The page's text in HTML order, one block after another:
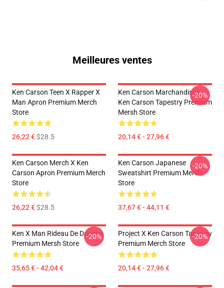
Meilleures ventes
Ken Carson Teen X Rapper X
Man Apron Premium Merch
Store
26,22 €$28.5
Ken Carson Marchandises
Ken Carson Tapestry Premium
Mersh Store
20,14 € - 27,96 €
-20%
Ken Carson Merch X Ken
Carson Apron Premium Merch
Store
26,22 €$28.5
Ken Carson Japanese
Sweatshirt Premium Merch
Store
37,67 € - 44,11 €
-20%
Ken X Man Rideau De Douche
Premium Mersh Store
35,65 € - 42,04 €
-20%
Project X Ken Carson Tapestry
Premium Merch Store
20,14 € - 27,96 €
-20%